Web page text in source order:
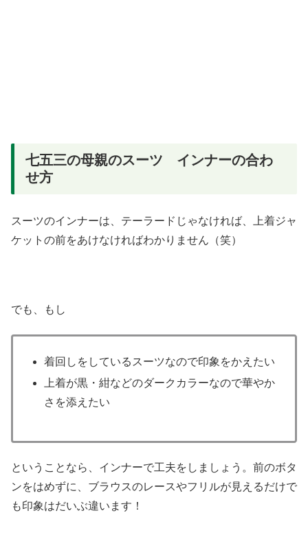
七五三の母親のスーツ インナーの合わ
せ方
スーツのインナーは、テーラードじゃなければ、上着ジャ
ケットの前をあけなければわかりません（笑）
でも、もし
着回しをしているスーツなので印象をかえたい
上着が黒・紺などのダークカラーなので華やか
さを添えたい
ということなら、インナーで工夫をしましょう。前のボタ
ンをはめずに、ブラウスのレースやフリルが見えるだけで
も印象はだいぶ違います！